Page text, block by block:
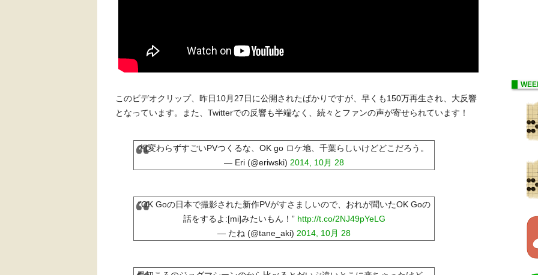
このビデオクリップ、昨日10月27日に公開されたばかりですが、早くも150万再生され、大反響
となっています。また、Twitterでの反響も半端なく、続々とファンの声が寄せられています！
相変わらずすごいPVつくるな、OK go ロケ地、千葉らしいけどどこだろう。
— Eri (@eriwski) 2014, 10月 28
“OK Goの日本で撮影された新作PVがすさましいので、おれが聞いたOK Goの
話をするよ:[mi]みたいもん！” http://t.co/2NJ49pYeLG
— たね (@tane_aki) 2014, 10月 28